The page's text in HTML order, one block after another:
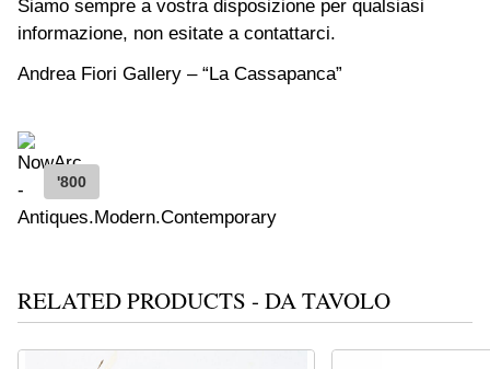
Siamo sempre a vostra disposizione per qualsiasi
informazione, non esitate a contattarci.
Andrea Fiori Gallery – “La Cassapanca”
'800
RELATED PRODUCTS - DA TAVOLO